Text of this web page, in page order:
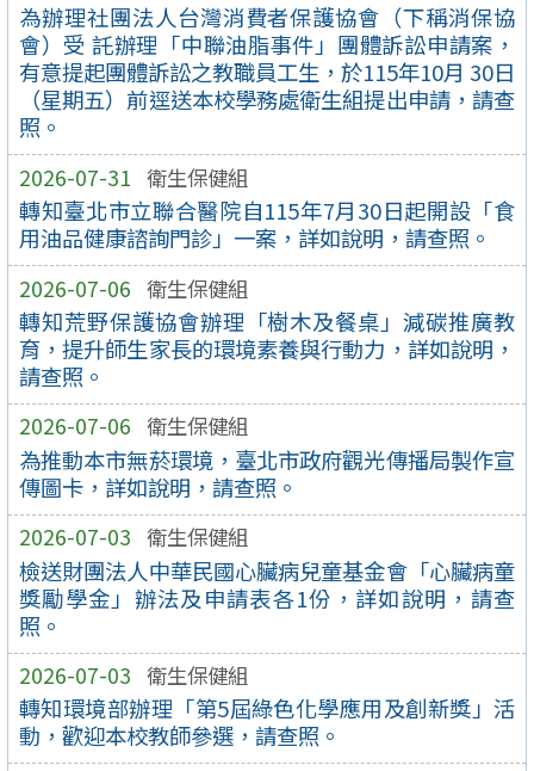
為辦理社團法人台灣消費者保護協會（下稱消保協
會）受 託辦理「中聯油脂事件」團體訴訟申請案，
有意提起團體訴訟之教職員工生，於115年10月 30日
（星期五）前逕送本校學務處衛生組提出申請，請查
照。
2026-07-31 衛生保健組
轉知臺北市立聯合醫院自115年7月30日起開設「食
用油品健康諮詢門診」一案，詳如說明，請查照。
2026-07-06 衛生保健組
轉知荒野保護協會辦理「樹木及餐桌」減碳推廣教
育，提升師生家長的環境素養與行動力，詳如說明，
請查照。
2026-07-06 衛生保健組
為推動本市無菸環境，臺北市政府觀光傳播局製作宣
傳圖卡，詳如說明，請查照。
2026-07-03 衛生保健組
檢送財團法人中華民國心臟病兒童基金會「心臟病童
獎勵學金」辦法及申請表各1份，詳如說明，請查
照。
2026-07-03 衛生保健組
轉知環境部辦理「第5屆綠色化學應用及創新獎」活
動，歡迎本校教師參選，請查照。